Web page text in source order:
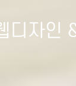
디자인